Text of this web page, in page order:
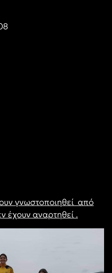
γνωστοποιηθεί από
έχουν αναρτηθεί .